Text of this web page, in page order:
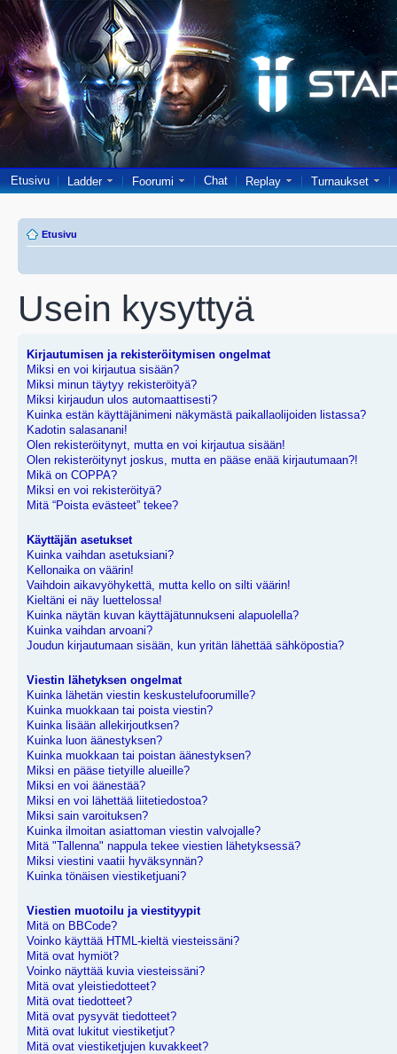
Etusivu Ladder Foorumi Chat Replay Turnaukset
Etusivu
Usein kysyttyä
Kirjautumisen ja rekisteröitymisen ongelmat
Miksi en voi kirjautua sisään?
Miksi minun täytyy rekisteröityä?
Miksi kirjaudun ulos automaattisesti?
Kuinka estän käyttäjänimeni näkymästä paikallaolijoiden listassa?
Kadotin salasanani!
Olen rekisteröitynyt, mutta en voi kirjautua sisään!
Olen rekisteröitynyt joskus, mutta en pääse enää kirjautumaan?!
Mikä on COPPA?
Miksi en voi rekisteröityä?
Mitä “Poista evästeet” tekee?
Käyttäjän asetukset
Kuinka vaihdan asetuksiani?
Kellonaika on väärin!
Vaihdoin aikavyöhykettä, mutta kello on silti väärin!
Kieltäni ei näy luettelossa!
Kuinka näytän kuvan käyttäjätunnukseni alapuolella?
Kuinka vaihdan arvoani?
Joudun kirjautumaan sisään, kun yritän lähettää sähköpostia?
Viestin lähetyksen ongelmat
Kuinka lähetän viestin keskustelufoorumille?
Kuinka muokkaan tai poista viestin?
Kuinka lisään allekirjoutksen?
Kuinka luon äänestyksen?
Kuinka muokkaan tai poistan äänestyksen?
Miksi en pääse tietyille alueille?
Miksi en voi äänestää?
Miksi en voi lähettää liitetiedostoa?
Miksi sain varoituksen?
Kuinka ilmoitan asiattoman viestin valvojalle?
Mitä "Tallenna" nappula tekee viestien lähetyksessä?
Miksi viestini vaatii hyväksynnän?
Kuinka tönäisen viestiketjuani?
Viestien muotoilu ja viestityypit
Mitä on BBCode?
Voinko käyttää HTML-kieltä viesteissäni?
Mitä ovat hymiöt?
Voinko näyttää kuvia viesteissäni?
Mitä ovat yleistiedotteet?
Mitä ovat tiedotteet?
Mitä ovat pysyvät tiedotteet?
Mitä ovat lukitut viestiketjut?
Mitä ovat viestiketjujen kuvakkeet?